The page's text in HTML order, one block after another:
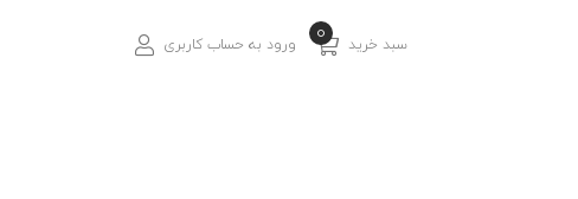
سبد خرید 0 ورود به حساب کاربری